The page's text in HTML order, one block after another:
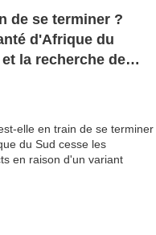
de se terminer ?
d'Afrique du
la recherche des